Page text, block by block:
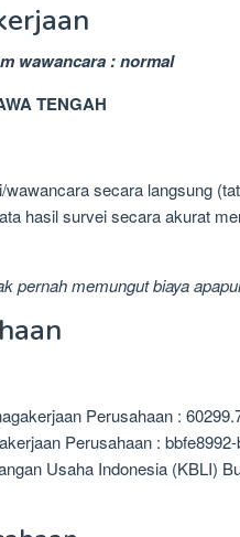
wawancara : normal
TENGAH
secara langsung
hasil survei secara akurat
pernah memungut biaya
Perusahaan :
Perusahaan :
Usaha Indonesia (KBLI)